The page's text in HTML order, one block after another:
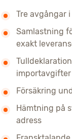
Tre avgångar
Samlastning
exakt
Försäkring
Hämtning på
adress